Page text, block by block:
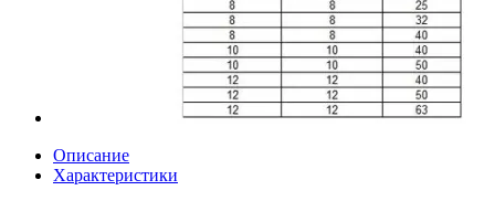
Описание
Характеристики